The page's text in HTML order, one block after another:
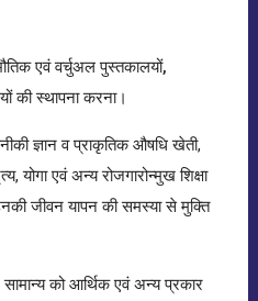
एवं वर्चुअल पुस्तकालयों,
की स्थापना करना।
ज्ञान व प्राकृतिक औषधि खेती,
योगा एवं अन्य रोजगारोन्मुख शिक्षा
जीवन यापन की समस्या से मुक्ति
को आर्थिक एवं अन्य प्रकार